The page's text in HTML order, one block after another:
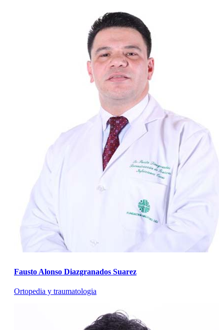
Fausto Alonso Diazgranados Suarez
Ortopedia y traumatologia